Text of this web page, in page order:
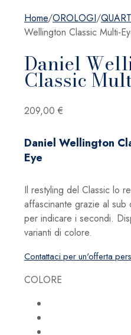
Home/OROLOGI/
Wellington Classic Multi-
Daniel
Classic
209,00 €
Daniel Wellington
Eye
Il restyling del Classic lo
affascinante grazie al sub
per indicare i secondi.
varianti di colore.
Contattaci per un'offerta
COLORE